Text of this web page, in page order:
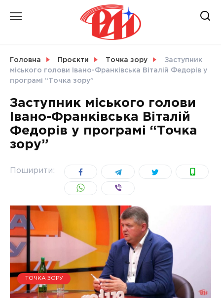
СВІТ
УКРАЇНА
Головна Проєкти Точка зору
Заступник
міського голови Івано-Франківська Віталій Федорів у
програмі “Точка зору”
Заступник міського голови
Івано-Франківська Віталій
Федорів у програмі “Точка
зору”
Поширити:
ТОЧКА ЗОРУ